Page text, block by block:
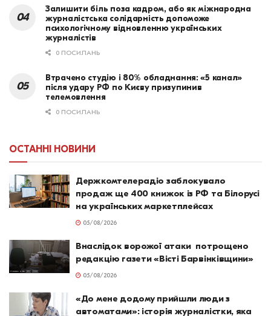
Залишити біль поза кадром, або як міжнародна
журналістська солідарність допоможе
психологічному відновленню українських
журналістів
0 ПОСИЛАНЬ
Втрачено студію і 80% обладнання: «5 канал»
після удару РФ по Києву призупинив
телемовлення
0 ПОСИЛАНЬ
ОСТАННІ НОВИНИ
Держкомтелерадіо заблокувало
продаж ще 400 книжок із РФ та Білорусі
на українських маркетплейсах
05/08/2026
Внаслідок ворожої атаки потрощено
редакцію газети «Вісті Барвінківщини»
05/08/2026
«До мене додому прийшли люди з
автоматами»: історія журналістки, яка